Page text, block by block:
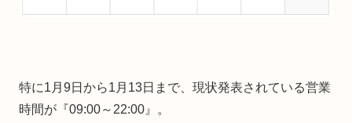
特に1月9日から1月13日まで、現状発表されている営業
時間が『09:00～22:00』。